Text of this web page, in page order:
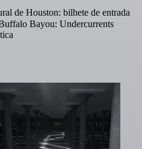
de Houston: bilhete de entrada
Bayou: Undercurrents